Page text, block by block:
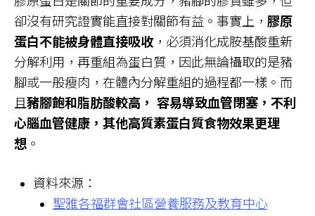
卻沒有研究證實能直接對關節有益。事實上， 膠原
蛋白不能被身體直接吸收 ，必須消化成胺基酸重新
分解利用，再重組為蛋白質，因此無論攝取的是豬
腳或一般瘦肉，在體內分解重組的過程都一樣。而
且豬腳飽和脂肪酸較高， 容易導致血管閉塞，不利
心腦血管健康，其他高質素蛋白質食物效果更理
想 。
資料來源：
聖雅各福群會社區營養服務及教育中心